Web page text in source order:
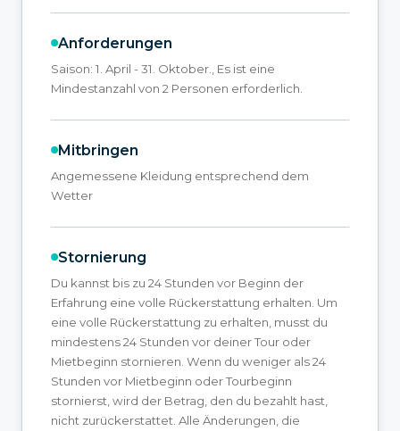
Anforderungen
Saison: 1. April - 31. Oktober., Es ist eine
Mindestanzahl von 2 Personen erforderlich.
Mitbringen
Angemessene Kleidung entsprechend dem
Wetter
Stornierung
Du kannst bis zu 24 Stunden vor Beginn der
Erfahrung eine volle Rückerstattung erhalten. Um
eine volle Rückerstattung zu erhalten, musst du
mindestens 24 Stunden vor deiner Tour oder
Mietbeginn stornieren. Wenn du weniger als 24
Stunden vor Mietbeginn oder Tourbeginn
stornierst, wird der Betrag, den du bezahlt hast,
nicht zurückerstattet. Alle Änderungen, die